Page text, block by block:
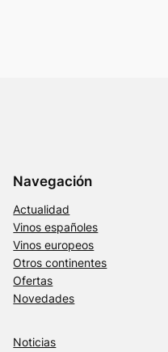
Navegación
Actualidad
Vinos españoles
Vinos europeos
Otros continentes
Ofertas
Novedades
Noticias